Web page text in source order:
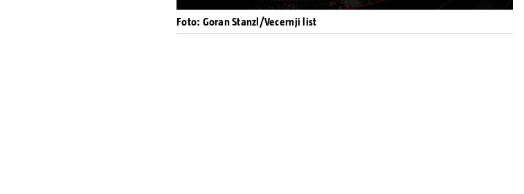
Foto: Goran Stanzl/Vecernji list